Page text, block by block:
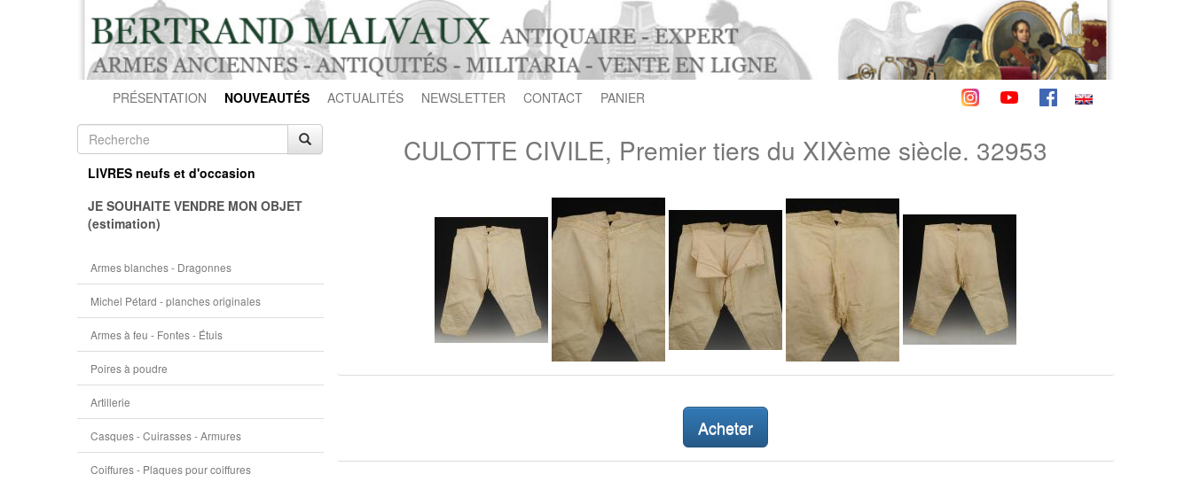
PRÉSENTATION NOUVEAUTÉS ACTUALITÉS NEWSLETTER CONTACT PANIER
LIVRES neufs et d'occasion
JE SOUHAITE VENDRE MON OBJET
(estimation)
Armes blanches - Dragonnes
Michel Pétard - planches originales
Armes à feu - Fontes - Étuis
Poires à poudre
Artillerie
Casques - Cuirasses - Armures
Coiffures - Plaques pour coiffures
CULOTTE CIVILE, Premier tiers du XIXème siècle. 32953
Acheter